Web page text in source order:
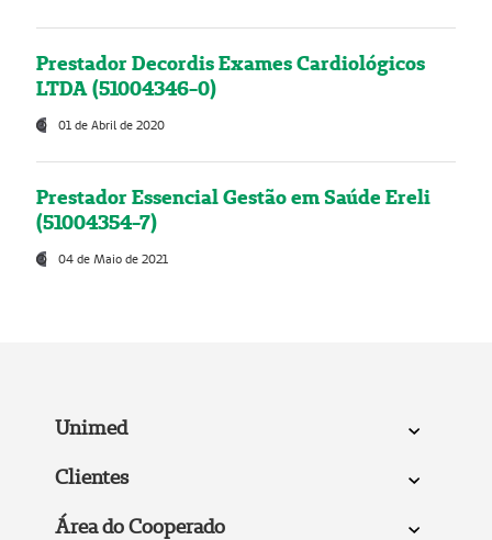
Prestador Decordis Exames Cardiológicos
LTDA (51004346-0)
01 de Abril de 2020
Prestador Essencial Gestão em Saúde Ereli
(51004354-7)
04 de Maio de 2021
Unimed
Clientes
Área do Cooperado